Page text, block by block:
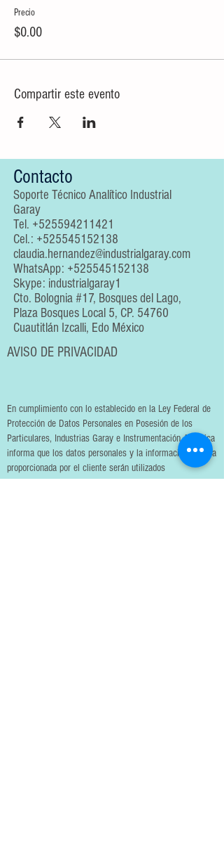
Precio
$0.00
Compartir este evento
Contacto
Soporte Técnico Analítico Industrial
Garay
Tel. +525594211421
Cel.: +525545152138
claudia.hernandez@industrialgaray.com
WhatsApp: +525545152138
Skype: industrialgaray1
Cto. Bolognia #17, Bosques del Lago,
Plaza Bosques Local 5, CP. 54760
Cuautitlán Izcalli, Edo México
AVISO DE PRIVACIDAD
En cumplimiento con lo establecido en la Ley Federal de
Protección de Datos Personales en Posesión de los
Particulares, Industrias Garay e Instrumentación Analítica
informa que los datos personales y la información técnica
proporcionada por el cliente serán utilizados
exclusivamente para la prestación de servicios de